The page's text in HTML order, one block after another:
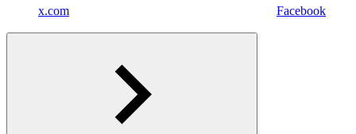
x.com Facebook